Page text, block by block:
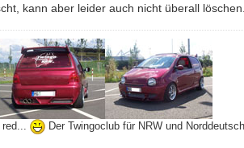
kann aber leider auch nicht überall löschen.
red... Der Twingoclub für NRW und